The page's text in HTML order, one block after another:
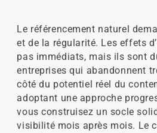
Le référencement naturel
et de la régularité. Les effets
pas immédiats, mais ils sont
entreprises qui abandonnent
côté du potentiel réel du
adoptant une approche
vous construisez un socle
visibilité mois après mois. Le